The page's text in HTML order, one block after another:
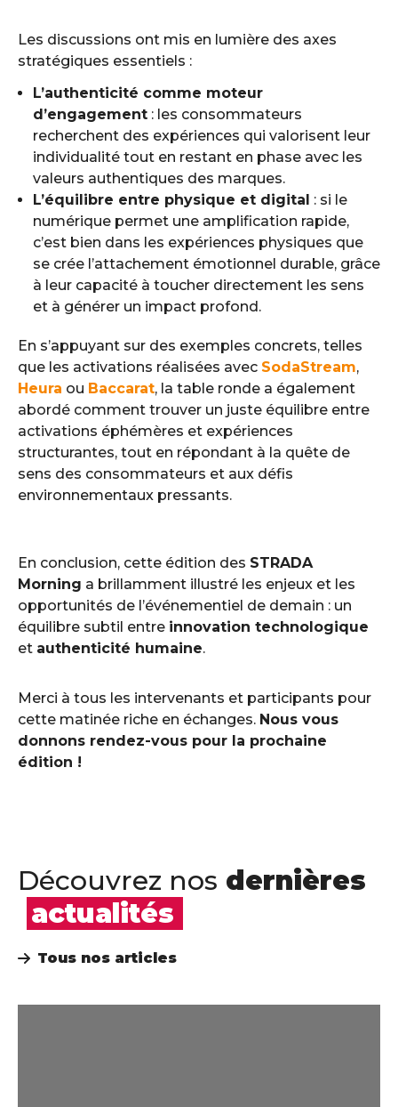
Les discussions ont mis en lumière des axes
stratégiques essentiels :
L’authenticité comme moteur
d’engagement : les consommateurs
recherchent des expériences qui valorisent leur
individualité tout en restant en phase avec les
valeurs authentiques des marques.
L’équilibre entre physique et digital : si le
numérique permet une amplification rapide,
c’est bien dans les expériences physiques que
se crée l’attachement émotionnel durable, grâce
à leur capacité à toucher directement les sens
et à générer un impact profond.
En s’appuyant sur des exemples concrets, telles
que les activations réalisées avec SodaStream,
Heura ou Baccarat, la table ronde a également
abordé comment trouver un juste équilibre entre
activations éphémères et expériences
structurantes, tout en répondant à la quête de
sens des consommateurs et aux défis
environnementaux pressants.
En conclusion, cette édition des STRADA
Morning a brillamment illustré les enjeux et les
opportunités de l’événementiel de demain : un
équilibre subtil entre innovation technologique
et authenticité humaine.
Merci à tous les intervenants et participants pour
cette matinée riche en échanges. Nous vous
donnons rendez-vous pour la prochaine
édition !
Découvrez nos dernières
actualités
Tous nos articles